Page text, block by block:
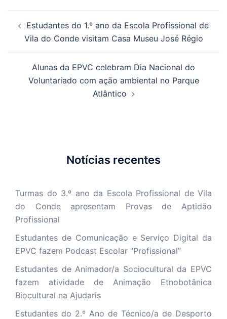
de
artigos
Estudantes do 1.º ano da Escola Profissional de
Vila do Conde visitam Casa Museu José Régio
Alunas da EPVC celebram Dia Nacional do
Voluntariado com ação ambiental no Parque
Atlântico
Notícias recentes
Turmas do 3.º ano da Escola Profissional de Vila
do Conde apresentam Provas de Aptidão
Profissional
Estudantes de Comunicação e Serviço Digital da
EPVC fazem Podcast Escolar “Profissional”
Estudantes de Animador/a Sociocultural da EPVC
fazem atividade de Animação Etnobotânica
Biocultural na Ajudaris
Estudantes do 2.º Ano de Técnico/a de Desporto